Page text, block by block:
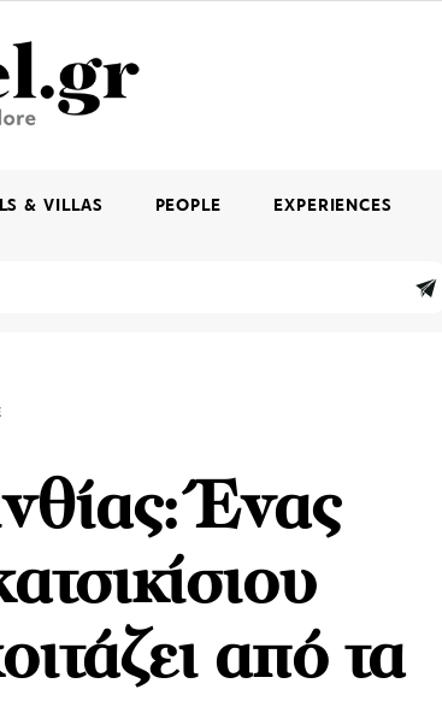
& VILLAS PEOPLE EXPERIENCES
Ένας
από τα